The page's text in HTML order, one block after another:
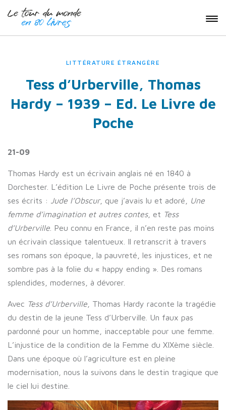
LITTÉRATURE ÉTRANGÈRE
Tess d’Urberville, Thomas
Hardy – 1939 – Ed. Le Livre de
Poche
21-09
Thomas Hardy est un écrivain anglais né en 1840 à
Dorchester. L’édition Le Livre de Poche présente trois de
ses écrits : Jude l’Obscur, que j’avais lu et adoré,
Une
femme d’imagination et autres contes, et Tess
d’Urberville . Peu connu en France, il n’en reste pas moins
un écrivain classique talentueux. Il retranscrit à travers
ses romans son époque, la pauvreté, les injustices, et ne
sombre pas à la folie du « happy ending ». Des romans
splendides, modernes, à dévorer.
Avec Tess d’Urberville , Thomas Hardy raconte la tragédie
du destin de la jeune Tess d’Urberville. Un faux pas
pardonné pour un homme, inacceptable pour une femme.
L’injustice de la condition de la Femme du XIXème siècle.
Dans une époque où l’agriculture est en pleine
modernisation, nous la suivons dans le destin tragique que
le ciel lui destine.